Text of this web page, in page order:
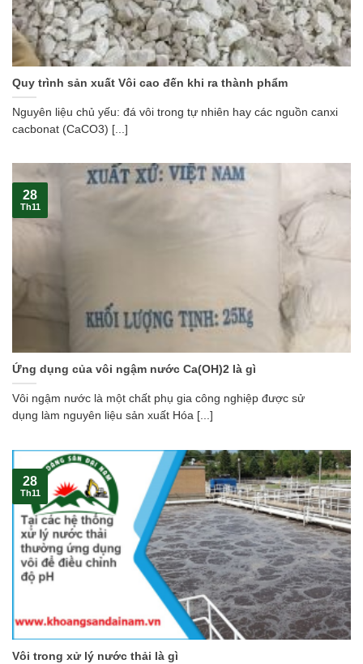
Quy trình sản xuất Vôi cao đến khi ra thành phẩm
Nguyên liệu chủ yếu: đá vôi trong tự nhiên hay các nguồn canxi
cacbonat (CaCO3) [...]
Ứng dụng của vôi ngậm nước Ca(OH)2 là gì
Vôi ngậm nước là một chất phụ gia công nghiệp được sử
dụng làm nguyên liệu sản xuất Hóa [...]
28
Th11
Vôi trong xử lý nước thải là gì
28
Th11